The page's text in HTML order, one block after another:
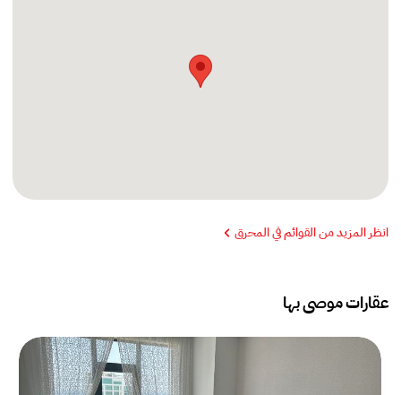
انظر المزيد من القوائم في المحرق
عقارات موصى بها